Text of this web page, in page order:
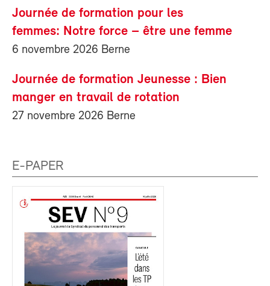
Journée de formation pour les
femmes: Notre force – être une femme
6 novembre 2026 Berne
Journée de formation Jeunesse : Bien
manger en travail de rotation
27 novembre 2026 Berne
E-PAPER